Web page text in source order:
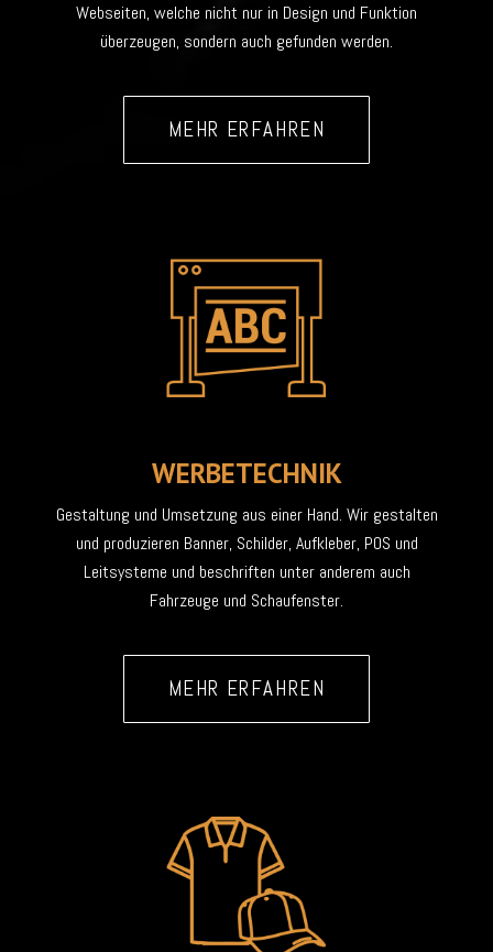
Webseiten, welche nicht nur in Design und Funktion
überzeugen, sondern auch gefunden werden.
MEHR ERFAHREN
WERBETECHNIK
Gestaltung und Umsetzung aus einer Hand. Wir gestalten
und produzieren Banner, Schilder, Aufkleber, POS und
Leitsysteme und beschriften unter anderem auch
Fahrzeuge und Schaufenster.
MEHR ERFAHREN